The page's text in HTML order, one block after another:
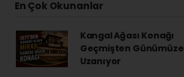
En Çok Okunanlar
Kangal Ağası Konağı
Geçmişten Günümüze
Uzanıyor